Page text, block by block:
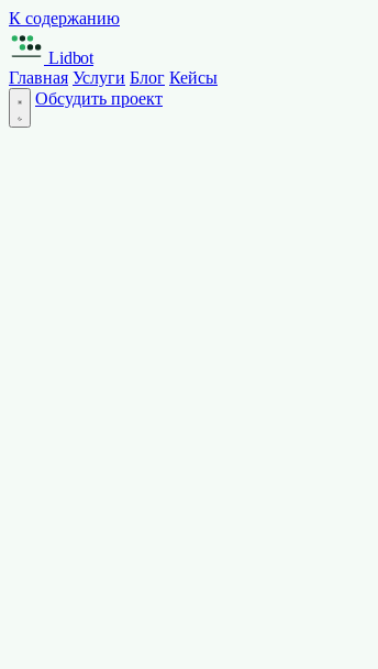
К содержанию
Lidbot
Главная Услуги Блог Кейсы
Обсудить проект